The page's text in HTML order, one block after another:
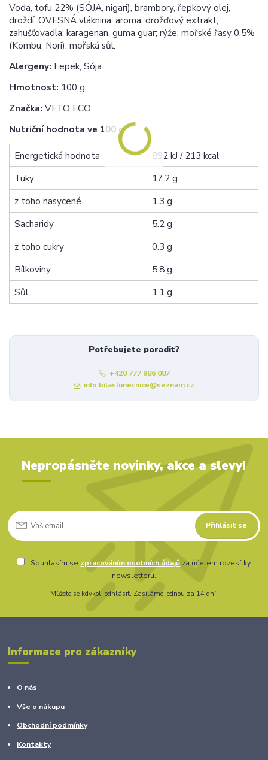
Voda, tofu 22% (SÓJA, nigari), brambory, řepkový olej,
droždí, OVESNÁ vláknina, aroma, drožďový extrakt,
zahušťovadla: karagenan, guma guar; rýže, mořské řasy 0,5%
(Kombu, Nori), mořská sůl.
Alergeny: Lepek, Sója
Hmotnost: 100 g
Značka: VETO ECO
Nutriční hodnota ve 100 g
Energetická hodnota
892 kJ / 213 kcal
Tuky
17.2 g
z toho nasycené
1.3 g
Sacharidy
5.2 g
z toho cukry
0.3 g
Bílkoviny
5.8 g
Sůl
1.1 g
Potřebujete poradit?
+420 777 986 087
info.bilaslunecnice@seznam.cz
Nepropásněte novinky, akce a slevy!
Přihlásit se
Souhlasím se zpracováním osobních údajů za účelem rozesílky
newsletteru.
Můžete se kdykoli odhlásit. Zasíláme jednou za 14 dní.
Informace pro zákazníky
O nás
Vše o nákupu
Obchodní podmínky
Kontakty